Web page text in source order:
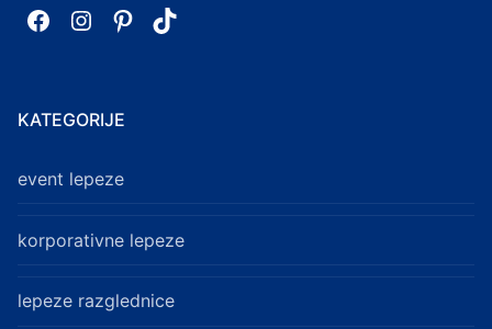
Facebook
Instagram
Pinterest
TikTok
KATEGORIJE
event lepeze
korporativne lepeze
lepeze razglednice